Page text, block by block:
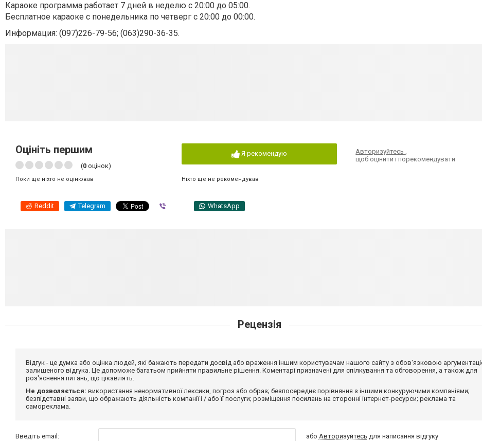
Караоке программа работает 7 дней в неделю с 20:00 до 05:00.
Бесплатное караоке с понедельника по четверг с 20:00 до 00:00.
Информация: (097)226-79-56; (063)290-36-35.
Оцініть першим
(0 оцінок)
Поки ще ніхто не оцінював
Я рекомендую
Ніхто ще не рекомендував
Авторизуйтесь,
щоб оцінити і порекомендувати
Reddit Telegram WhatsApp
Рецензія
Відгук - це думка або оцінка людей, які бажають передати досвід або враження іншим користувачам нашого сайту з обов'язковою
залишеного відгука. Це допоможе багатьом прийняти правильне рішення. Коментарі призначені для спілкування та обговорення, а також для
роз'яснення питань, що цікавлять.
Не дозволяється: використання ненормативної лексики, погроз або образ; безпосереднє порівняння з іншими конкуруючими компаніями;
безпідставні заяви, що ображають діяльність компанії і / або її послуги; розміщення посилань на сторонні інтернет-ресурси; реклама та
самореклама.
Введіть email: або Авторизуйтесь для написання відгуку